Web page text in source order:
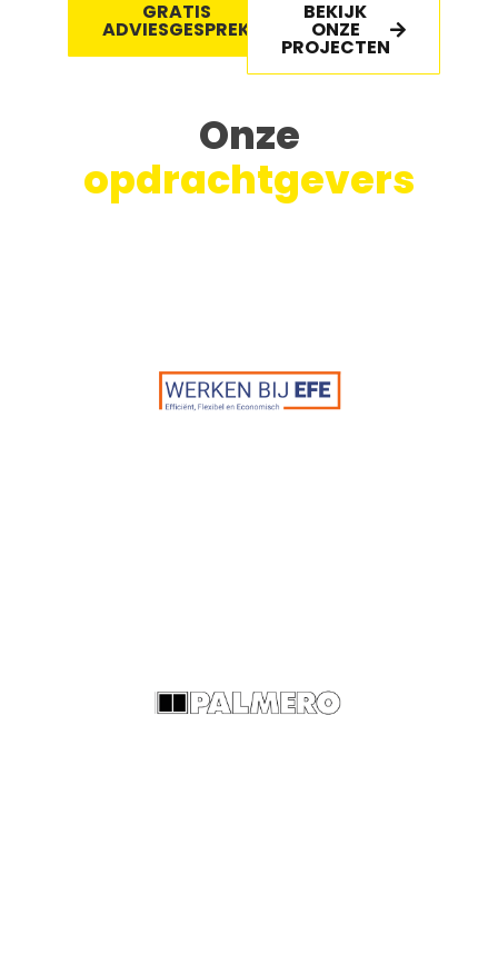
GRATIS
ADVIESGESPREK
BEKIJK
ONZE
PROJECTEN
Onze
opdrachtgevers